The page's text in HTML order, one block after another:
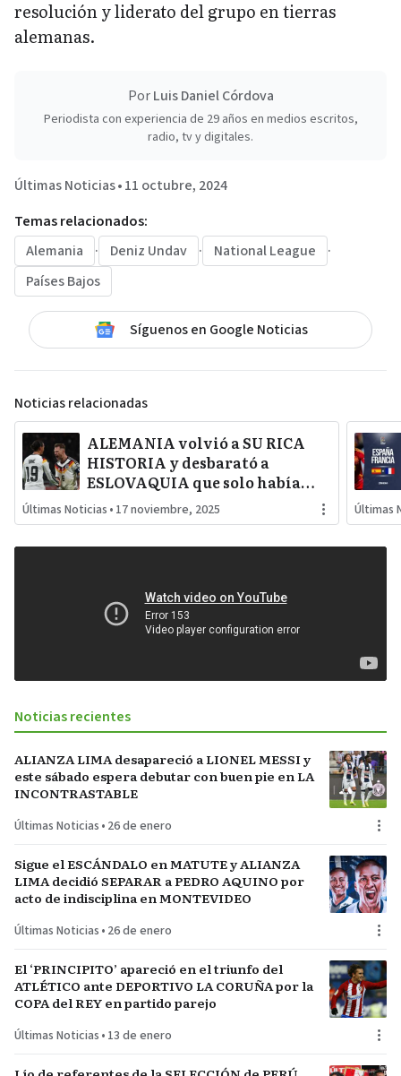
resolución y liderato del grupo en tierras
alemanas.
PorLuis Daniel Córdova
Periodista con experiencia de 29 años en medios escritos,
radio, tv y digitales.
Últimas Noticias•11 octubre, 2024
Temas relacionados:
Alemania
· Deniz Undav · National League
·
Países Bajos
Síguenos en Google Noticias
Noticias relacionadas
ALEMANIA volvió a SU RICA
HISTORIA y desbarató a
ESLOVAQUIA que solo había
sido su PESADILLA en el primer
partido ELIMINATORIO
Últimas Noticias • 17 noviembre, 2025 Últimas
Noticias recientes
ALIANZA LIMA desapareció a LIONEL MESSI y
este sábado espera debutar con buen pie en LA
INCONTRASTABLE
Últimas Noticias • 26 de enero
Sigue el ESCÁNDALO en MATUTE y ALIANZA
LIMA decidió SEPARAR a PEDRO AQUINO por
acto de indisciplina en MONTEVIDEO
Últimas Noticias • 26 de enero
El ‘PRINCIPITO’ apareció en el triunfo del
ATLÉTICO ante DEPORTIVO LA CORUÑA por la
COPA del REY en partido parejo
Últimas Noticias • 13 de enero